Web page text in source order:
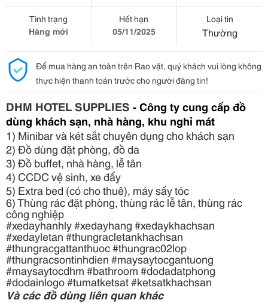
Tình trạng
Hàng mới
Hết hạn
05/11/2025
Loại tin
Thường
Để mua hàng an toàn trên Rao vặt, quý khách vui lòng không
thực hiện thanh toán trước cho người đăng tin!
DHM HOTEL SUPPLIES - Công ty cung cấp đồ
dùng khách sạn, nhà hàng, khu nghỉ mát
1) Minibar và két sắt chuyên dụng cho khách sạn
2) Đồ dùng đặt phòng, đồ da
3) Đồ buffet, nhà hàng, lễ tân
4) CCDC vệ sinh, xe đẩy
5) Extra bed (có cho thuê), máy sấy tóc
6) Thùng rác đặt phòng, thùng rác lễ tân, thùng rác
công nghiệp
#xedayhanhly #xedayhang #xedaykhachsan
#xedayletan #thungracletankhachsan
#thungracgattanthuoc #thungrac02lop
#thungracsontinhdien #maysaytocgantuong
#maysaytocdhm #bathroom #dodadatphong
#dodainlogo #tumatketsat #ketsatkhachsan
Và các đồ dùng liên quan khác